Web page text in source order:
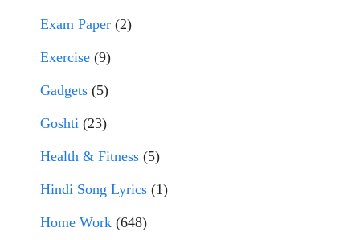
Exam Paper (2)
Exercise (9)
Gadgets (5)
Goshti (23)
Health & Fitness (5)
Hindi Song Lyrics (1)
Home Work (648)